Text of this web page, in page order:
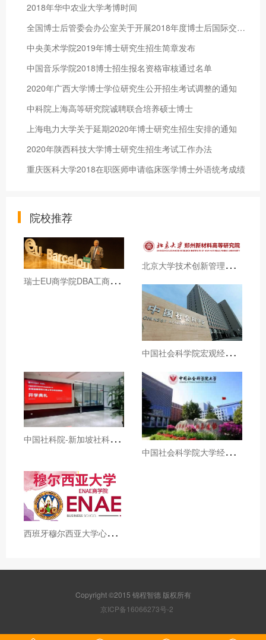
2018年华中农业大学考博时间
全国博士后管委会办公室关于开展2018年度博士后国际交流计划派出和学术交流项目申报工作的通知
中央美术学院2019年博士研究生招生简章发布
中国音乐学院2018博士招生报名资格审核通过名单
2020年广西大学博士学位研究生公开招生考试调整的通知
中科院上海高等研究院诚聘联合培养硕士博士
上海电力大学关于延期2020年博士研究生招生安排的通知
2020年陕西科技大学博士研究生招生考试工作办法
重庆医科大学2018在职医师申请临床医学博士外语统考成绩
院校推荐
瑞
士EU商学院DBA工商管理博士学位课程招生简章
北
京大学技术创新管理与数码营销和澳门旅游大学DBA招生简章（博士学位）
中
国社会科学院宏观经济与战略管理高级研修班招生简章
中
国社科院-新加坡社科大学全球战略领导力博士招生简章
中
国社会科学院大学经济学院国民经济学高级课程招生简章
西
班牙穆尔西亚大学心理学博士招生简章
Copyright ©2015 锦程智德 版权所有
京ICP备16066273号-2